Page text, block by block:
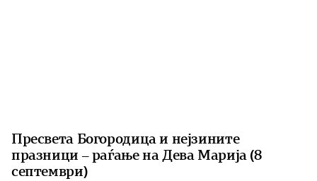
Пресвета Богородица и нејзините
празници – раѓање на Дева Марија (8
септември)